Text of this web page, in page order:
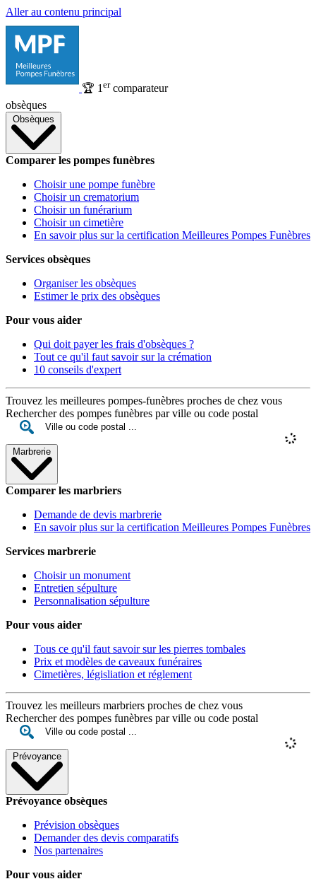
Aller au contenu principal
🏆 1 ercomparateur
obsèques
Obsèques
Comparer les pompes funèbres
Choisir une pompe funèbre
Choisir un crematorium
Choisir un funérarium
Choisir un cimetière
En savoir plus sur la certification Meilleures Pompes Funèbres
Services obsèques
Organiser les obsèques
Estimer le prix des obsèques
Pour vous aider
Qui doit payer les frais d'obsèques ?
Tout ce qu'il faut savoir sur la crémation
10 conseils d'expert
Trouvez les meilleures pompes-funèbres proches de chez vous
Rechercher des pompes funèbres par ville ou code postal
Marbrerie
Comparer les marbriers
Demande de devis marbrerie
En savoir plus sur la certification Meilleures Pompes Funèbres
Services marbrerie
Choisir un monument
Entretien sépulture
Personnalisation sépulture
Pour vous aider
Tous ce qu'il faut savoir sur les pierres tombales
Prix et modèles de caveaux funéraires
Cimetières, législiation et réglement
Trouvez les meilleurs marbriers proches de chez vous
Rechercher des pompes funèbres par ville ou code postal
Prévoyance
Prévoyance obsèques
Prévision obsèques
Demander des devis comparatifs
Nos partenaires
Pour vous aider